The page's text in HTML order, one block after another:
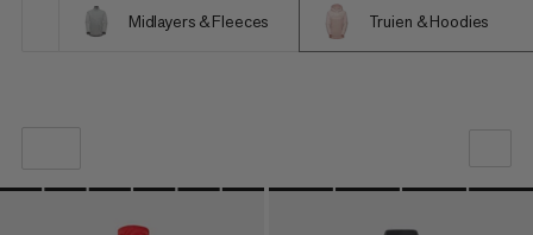
Midlayers & Fleeces Truien & Hoodies
ONZE AANBEVELING